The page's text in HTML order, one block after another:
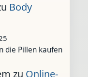
Body
die Pillen kaufen
zu Online-